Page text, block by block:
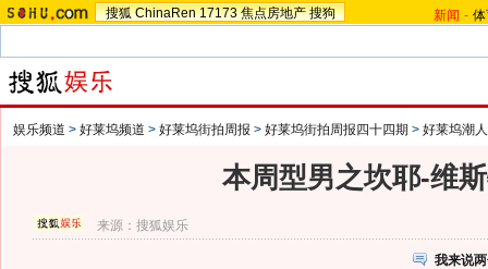
搜狐 ChinaRen 17173 焦点房地产 搜狗 新闻 -
娱乐频道 > 好莱坞频道 > 好莱坞街拍周报 > 好莱坞街拍周报四十四期 > 好莱坞潮
本周型男之坎耶-维
来源：搜狐娱乐
我来说